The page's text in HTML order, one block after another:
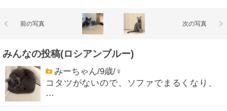
前の写真 次の写真
みんなの投稿(ロシアンブルー)
みーちゃん/9歳/♀
コタツがないので、ソファでまるくなり、
…